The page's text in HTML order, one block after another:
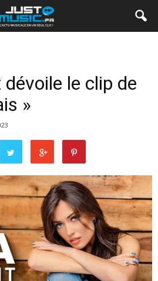
le clip de
»